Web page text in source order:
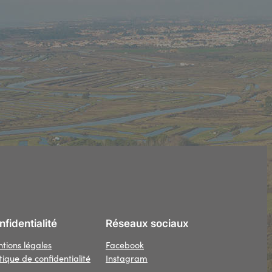
légales
de confidentialité
Réseaux sociaux
Facebook
Instagram